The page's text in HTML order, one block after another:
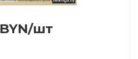
BYN/шт